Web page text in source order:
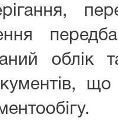
облік